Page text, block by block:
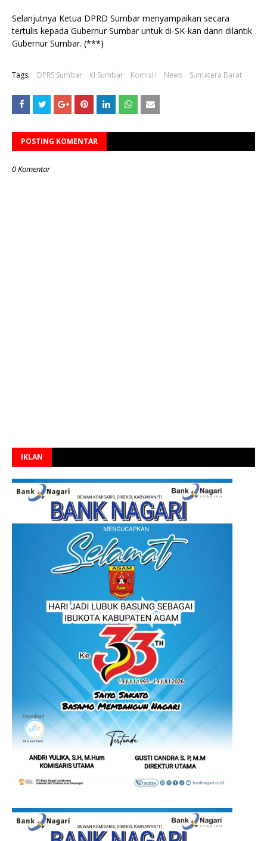
Selanjutnya Ketua DPRD Sumbar menyampaikan secara
tertulis kepada Gubernur Sumbar untuk di-SK-kan dann dilantik
Gubernur Sumbar. (***)
Tags: DPRS Sumbar KI Sumbar Komisi I News Sumatera Barat
POSTING KOMENTAR
0 Komentar
IKLAN